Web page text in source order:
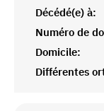
Décédé(e) à:
Numéro de
Domicile:
Différentes